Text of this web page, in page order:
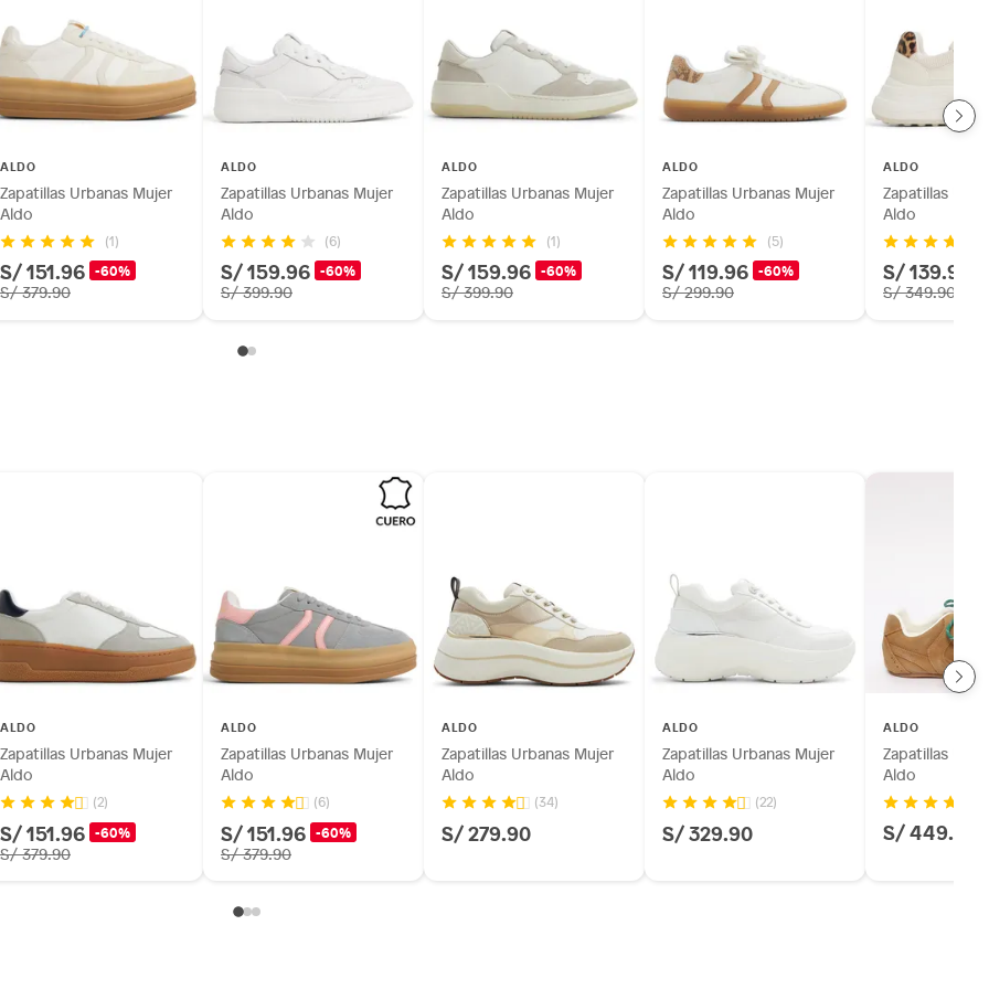
baño con señales de uso, sin empaques, etiquetas o
ALDO
Zapatillas Urbanas Mujer
Aldo
(1)
S/ 151.96 -60%
S/ 379.90
ALDO
Zapatillas Urbanas Mujer
Aldo
(6)
S/ 159.96 -60%
S/ 399.90
ALDO
Zapatillas Urbanas Mujer
Aldo
(1)
S/ 159.96 -60%
S/ 399.90
ALDO
Zapatillas Urbanas Mujer
Aldo
(5)
S/ 119.96 -60%
S/ 299.90
ALDO
Zapatillas
Aldo
S/ 139.96
S/ 349.90
ALDO
Zapatillas Urbanas Mujer
Aldo
(2)
S/ 151.96 -60%
S/ 379.90
ALDO
Zapatillas Urbanas Mujer
Aldo
(6)
S/ 151.96 -60%
S/ 379.90
ALDO
Zapatillas Urbanas Mujer
Aldo
(34)
S/ 279.90
ALDO
Zapatillas Urbanas Mujer
Aldo
(22)
S/ 329.90
ALDO
Zapatillas
Aldo
S/ 449.90